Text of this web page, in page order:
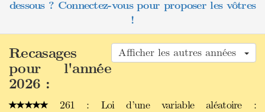
dessous ? Connectez-vous pour proposer les vôtres
!
Afficher les autres années
Recasages
pour l'année
2026 :
261 : Loi d’une variable aléatoire :